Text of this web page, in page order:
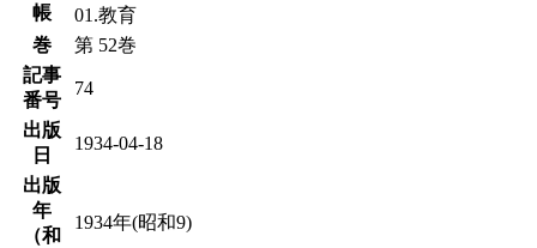
帳
01.教育
巻
第 52巻
記事
番号
74
出版
日
1934-04-18
出版
年
（和
1934年(昭和9)